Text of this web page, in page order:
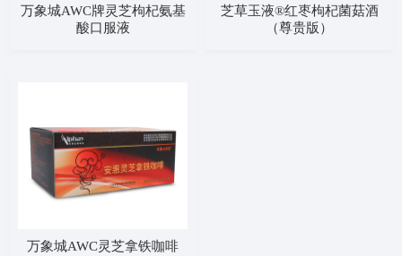
万象城AWC牌灵芝枸杞氨基
酸口服液
芝草玉液®红枣枸杞菌菇酒
（尊贵版）
万象城AWC灵芝拿铁咖啡